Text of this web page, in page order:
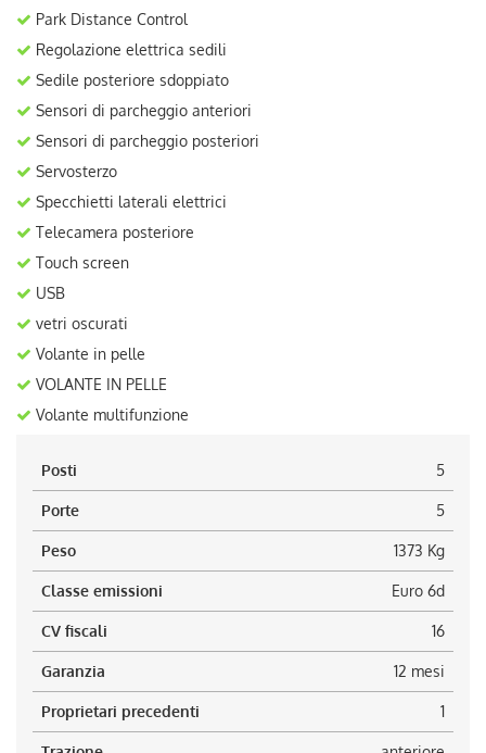
Park Distance Control
Regolazione elettrica sedili
Sedile posteriore sdoppiato
Sensori di parcheggio anteriori
Sensori di parcheggio posteriori
Servosterzo
Specchietti laterali elettrici
Telecamera posteriore
Touch screen
USB
vetri oscurati
Volante in pelle
VOLANTE IN PELLE
Volante multifunzione
Posti 5
Porte 5
Peso 1373 Kg
Classe emissioni Euro 6d
CV fiscali 16
Garanzia 12 mesi
Proprietari precedenti 1